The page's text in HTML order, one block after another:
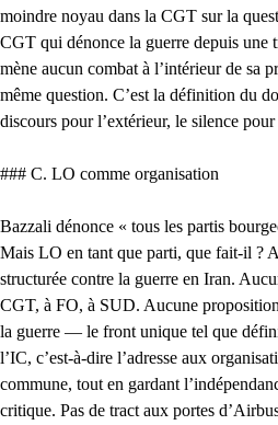
moindre noyau dans la CGT sur la
CGT qui dénonce la guerre depuis une
mène aucun combat à l’intérieur de sa
même question. C’est la définition du
discours pour l’extérieur, le silence pour
### C. LO comme organisation
Bazzali dénonce « tous les partis
Mais LO en tant que parti, que fait-il ?
structurée contre la guerre en Iran.
CGT, à FO, à SUD. Aucune
la guerre — le front unique tel que
l’IC, c’est-à-dire l’adresse aux
commune, tout en gardant
critique. Pas de tract aux portes